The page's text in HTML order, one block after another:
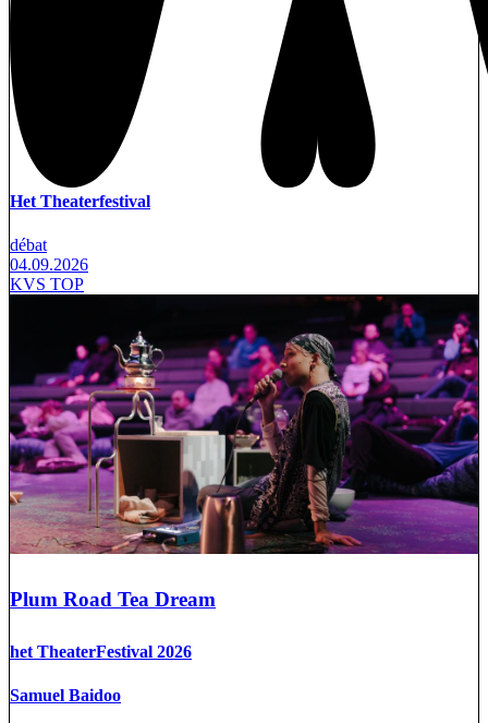
Het Theaterfestival
débat
04.09.2026
KVS TOP
Plum Road Tea Dream
het TheaterFestival 2026
Samuel Baidoo